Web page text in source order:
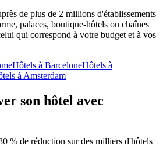
de plus de 2 millions d'établissements
palaces, boutique-hôtels ou chaînes
qui correspond à votre budget et à vos
Hôtels à BarceloneHôtels à
à Amsterdam
son hôtel avec
% de réduction sur des milliers d'hôtels